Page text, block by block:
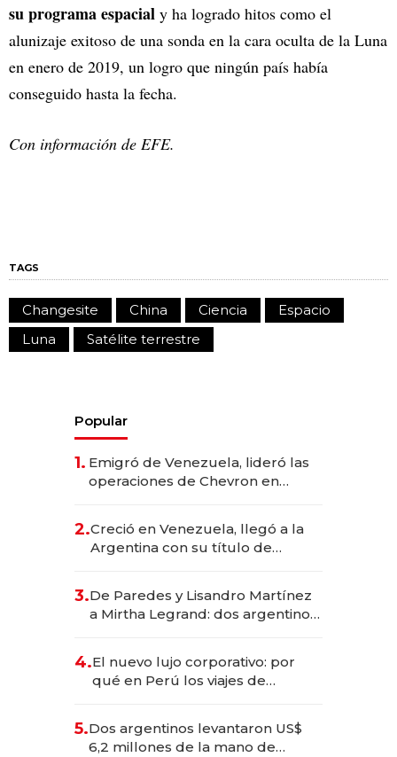
su programa espacial y ha logrado hitos como el
alunizaje exitoso de una sonda en la cara oculta de la Luna
en enero de 2019, un logro que ningún país había
conseguido hasta la fecha.
Con información de EFE.
TAGS
Changesite China Ciencia
Espacio
Luna
Satélite terrestre
Popular
1. Emigró de Venezuela, lideró las
operaciones de Chevron en
2.Creció en Venezuela, llegó a la
Argentina con su título de
las marcas "fast premium"
3.De Paredes y Lisandro Martínez
a Mirtha Legrand: dos argentinos
4.El nuevo lujo corporativo: por
qué en Perú los viajes de
para convertirse en experiencias
transformadoras
5.Dos argentinos levantaron US$
6,2 millones de la mano de